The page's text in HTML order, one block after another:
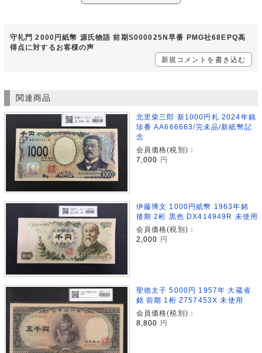
守礼門 2000円紙幣 源氏物語 前期S000025N早番 PMG社68EPQ高
得点に対するお客様の声
新規コメントを書き込む
関連商品
北里柴三郎 新1000円札 2024年銘
珍番 AA666663/完未品/新紙幣記
念
会員価格(税別)：
7,000
円
伊藤博文 1000円紙幣 1963年銘
後期 2桁 黒色 DX414949R 未使用
会員価格(税別)：
2,000 円
聖徳太子 5000円 1957年 大蔵省
銘 前期 1桁 Z757453X 未使用
会員価格(税別)：
8,800 円